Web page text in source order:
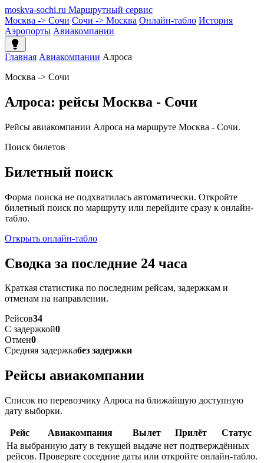
moskva-sochi.ru Маршрутный сервис
Москва -> Сочи Сочи -> Москва Онлайн-табло История
Аэропорты Авиакомпании
Главная Авиакомпании Алроса
Москва -> Сочи
Алроса: рейсы Москва - Сочи
Рейсы авиакомпании Алроса на маршруте Москва - Сочи.
Поиск билетов
Билетный поиск
Форма поиска не подхватилась автоматически. Откройте
билетный поиск по маршруту или перейдите сразу к онлайн-
табло.
Открыть онлайн-табло
Сводка за последние 24 часа
Краткая статистика по последним рейсам, задержкам и
отменам на направлении.
Рейсов34
С задержкой0
Отмен0
Средняя задержкабез задержки
Рейсы авиакомпании
Список по перевозчику Алроса на ближайшую доступную
дату выборки.
Рейс Авиакомпания Вылет Прилёт
Статус
На выбранную дату в текущей выдаче нет подтверждённых
рейсов. Проверьте соседние даты или откройте онлайн-табло.